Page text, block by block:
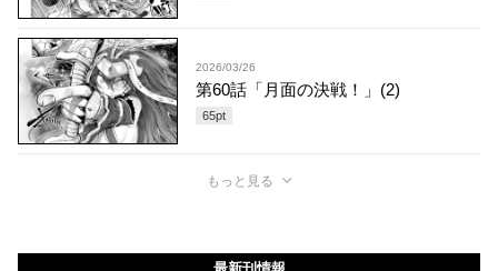
2026/03/26
第60話「月面の決戦！」(2)
65pt
もっと見る